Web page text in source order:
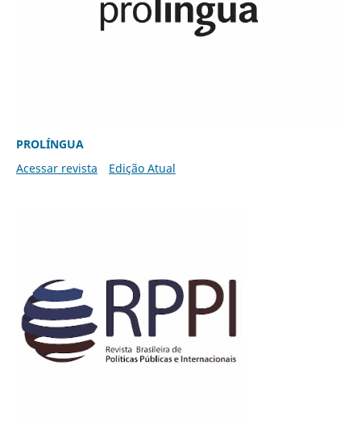
PROLÍNGUA
Acessar revista
Edição Atual